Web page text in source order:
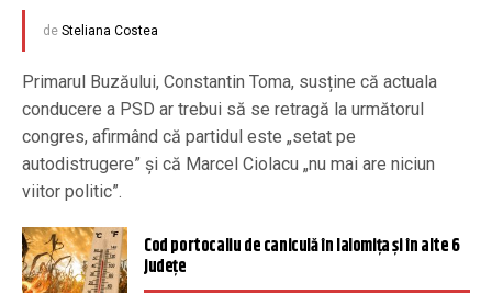
de Steliana Costea
Primarul Buzăului, Constantin Toma, susține că actuala
conducere a PSD ar trebui să se retragă la următorul
congres, afirmând că partidul este „setat pe
autodistrugere” și că Marcel Ciolacu „nu mai are niciun
viitor politic”.
Cod portocaliu de caniculă în Ialomiţa şi în alte 6
judeţe